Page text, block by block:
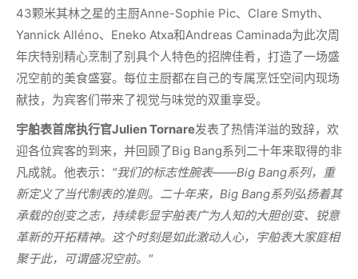
43颗米其林之星的主厨Anne-Sophie Pic、Clare Smyth、
Yannick Alléno、Eneko Atxa和Andreas Caminada为此次周
年庆特别精心烹制了别具个人特色的招牌佳肴，打造了一场盛
况空前的美食盛宴。每位主厨都在自己的专属烹饪空间内现场
献技，为宾客们带来了视觉与味觉的双重享受。
宇舶表首席执行官Julien Tornare发表了热情洋溢的致辞，欢
迎各位宾客的到来，并回顾了Big Bang系列二十年来取得的非
凡成就。他表示： "我们的标志性腕表——Big Bang系列，重
新定义了当代制表的准则。二十年来， Big Bang系列弘扬着其
承载的创变之志， 持续彰显宇舶表广为人知的大胆创变、锐意
革新的开拓精神。这个时刻是如此激动人心，宇舶表大家庭相
聚于此，可谓盛况空前。"